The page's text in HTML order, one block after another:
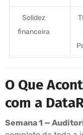
Solidez
financeira
O Que
com a
Semana 1 —